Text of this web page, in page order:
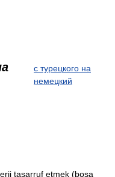
с турецкого на
немецкий
tasarruf etmek (boşa